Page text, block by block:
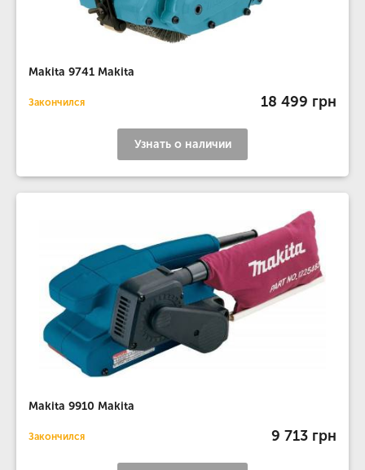
Makita 9741 Makita
Закончился 18 499 грн
Узнать о наличии
Makita 9910 Makita
Закончился 9 713 грн